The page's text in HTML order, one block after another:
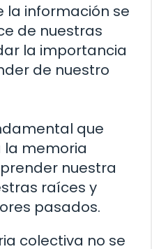
la información se
de nuestras
la importancia
de nuestro
que
memoria
nuestra
raíces y
pasados.
colectiva no se